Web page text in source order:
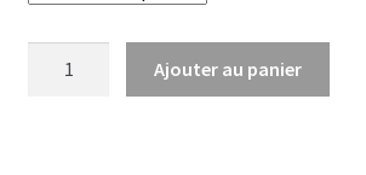
Ajouter au panier